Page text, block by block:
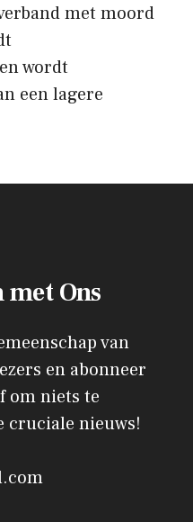
met moord
wordt
een lagere
Ons
van
en abonneer
om niets te
cruciale nieuws!